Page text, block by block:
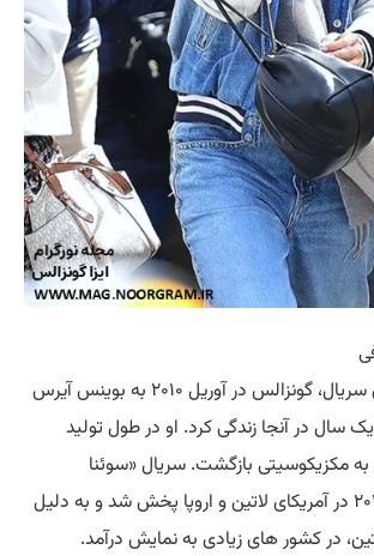
برای فیلمبرداری این سریال، گونزالس در آوریل ۲۰۱۰ به بوینس آیرس
سال در آنجا زندگی کرد. او در طول تولید
مکزیکوسیتی بازگشت. سریال «سوئنا
کونمیگو» در سال ۲۰۱۰ در آمریکای لاتین و اروپا پخش شد و به دلیل
در کشور های زیادی به نمایش درآمد.